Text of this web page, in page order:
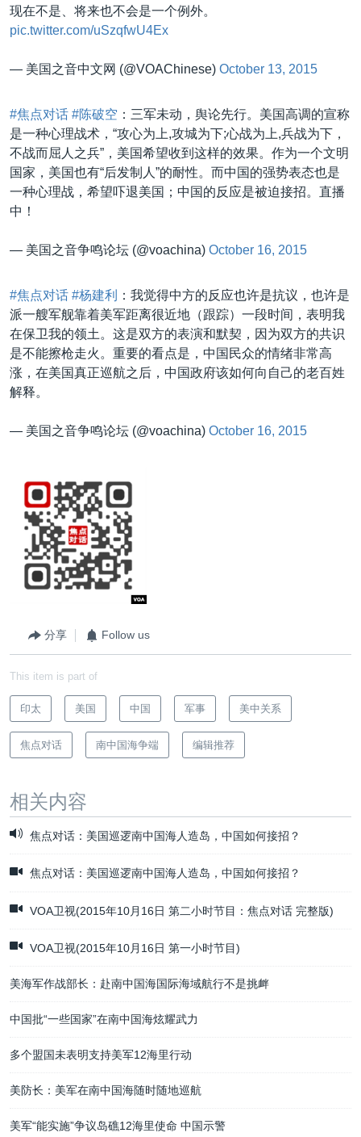
现在不是、将来也不会是一个例外。
pic.twitter.com/uSzqfwU4Ex
— 美国之音中文网 (@VOAChinese) October 13, 2015
#焦点对话 #陈破空 ：三军未动，舆论先行。美国高调的宣称
是一种心理战术，“攻心为上,攻城为下;心战为上,兵战为下，
不战而屈人之兵”，美国希望收到这样的效果。作为一个文明
国家，美国也有“后发制人”的耐性。而中国的强势表态也是
一种心理战，希望吓退美国；中国的反应是被迫接招。直播
中！
— 美国之音争鸣论坛 (@voachina) October 16, 2015
#焦点对话 #杨建利
：我觉得中方的反应也许是抗议，也许是
派一艘军舰靠着美军距离很近地（跟踪）一段时间，表明我
在保卫我的领土。这是双方的表演和默契，因为双方的共识
是不能擦枪走火。重要的看点是，中国民众的情绪非常高
涨，在美国真正巡航之后，中国政府该如何向自己的老百姓
解释。
— 美国之音争鸣论坛 (@voachina) October 16, 2015
分享 Follow us
This item is part of
印太 美国 中国 军事 美中关系
焦点对话 南中国海争端 编辑推荐
相关内容
焦点对话：美国巡逻南中国海人造岛，中国如何接招？
焦点对话：美国巡逻南中国海人造岛，中国如何接招？
VOA卫视(2015年10月16日 第二小时节目：焦点对话 完整版)
VOA卫视(2015年10月16日 第一小时节目)
美海军作战部长：赴南中国海国际海域航行不是挑衅
中国批“一些国家”在南中国海炫耀武力
多个盟国未表明支持美军12海里行动
美防长：美军在南中国海随时随地巡航
美军“能实施”争议岛礁12海里使命 中国示警